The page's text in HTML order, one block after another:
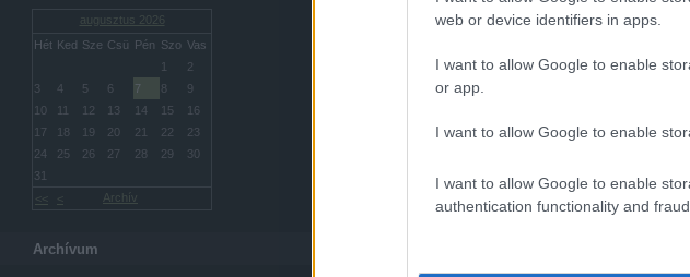
web or device identifiers in apps.
I want to allow Google to enable
or app.
I want to allow Google to enable
I want to allow Google to enable
authentication functionality and
augusztus 2026
Hét Ked Sze Csü Pén Szo Vas
Archív
1
2
3
4 5 6 7 8
9
10
11 12 13 14 15
16
17
18 19 20 21 22
23
24
25 26 27 28 29
30
31
Archívum